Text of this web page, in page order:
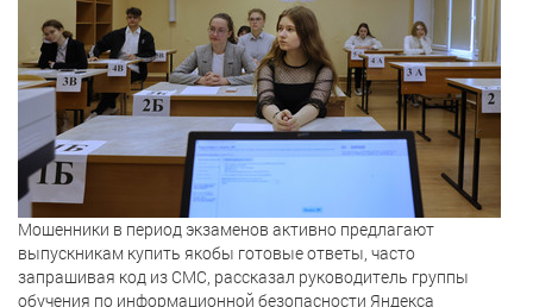
Мошенники в период экзаменов активно предлагают
выпускникам купить якобы готовые ответы, часто
запрашивая код из СМС, рассказал руководитель группы
обучения по информационной безопасности Яндекса